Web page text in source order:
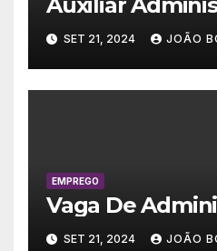
SET 21, 2024 JOÃO
EMPREGO
Vaga De
SET 21, 2024 JOÃO